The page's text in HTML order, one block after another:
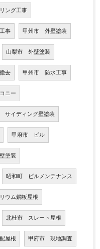
ング工事
事 甲州市 外壁塗装
山梨市 外壁塗装
去 甲州市 防水工事
ニー
サイディング壁塗装
甲府市 ビル
塗装
昭和町 ビルメンテナンス
ウム鋼板屋根
北杜市 スレート屋根
屋根 甲府市 現地調査